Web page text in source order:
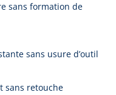
sans for­ma­tion de
sans u­su­re d’ou­til
sans re­tou­che